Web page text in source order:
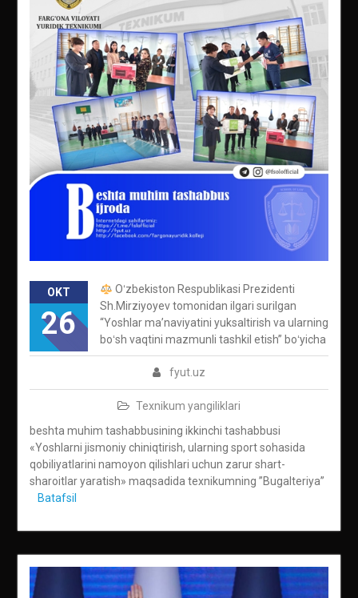
OKT
26
fyut.uz
Texnikum yangiliklari
Oʻzbekiston Respublikasi Prezidenti
Sh.Mirziyoyev tomonidan ilgari surilgan
“Yoshlar maʼnaviyatini yuksaltirish va ularning
boʻsh vaqtini mazmunli tashkil etish” boʻyicha
beshta muhim tashabbusining ikkinchi tashabbusi
«Yoshlarni jismoniy chiniqtirish, ularning sport sohasida
qobiliyatlarini namoyon qilishlari uchun zarur shart-
sharoitlar yaratish» maqsadida texnikumning ”Bugalteriya”
Batafsil